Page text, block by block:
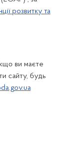
розвитку та
ви маєте
сайту, будь